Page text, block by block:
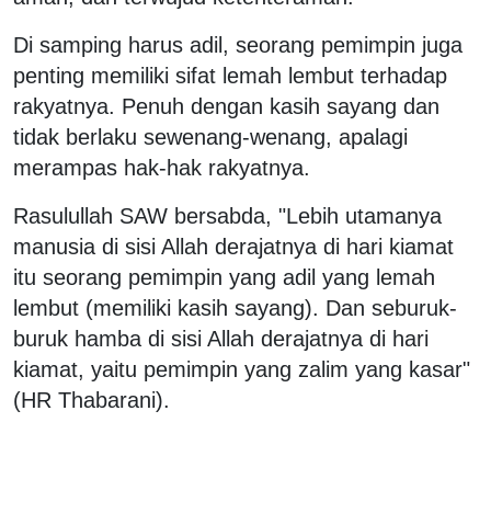
Di samping harus adil, seorang pemimpin juga
penting memiliki sifat lemah lembut terhadap
rakyatnya. Penuh dengan kasih sayang dan
tidak berlaku sewenang-wenang, apalagi
merampas hak-hak rakyatnya.
Rasulullah SAW bersabda, "Lebih utamanya
manusia di sisi Allah derajatnya di hari kiamat
itu seorang pemimpin yang adil yang lemah
lembut (memiliki kasih sayang). Dan seburuk-
buruk hamba di sisi Allah derajatnya di hari
kiamat, yaitu pemimpin yang zalim yang kasar"
(HR Thabarani).